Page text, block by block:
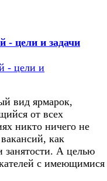
- цели и задачи
вид ярмарок,
от всех
никто ничего не
как
занятости. А целью
с имеющимися